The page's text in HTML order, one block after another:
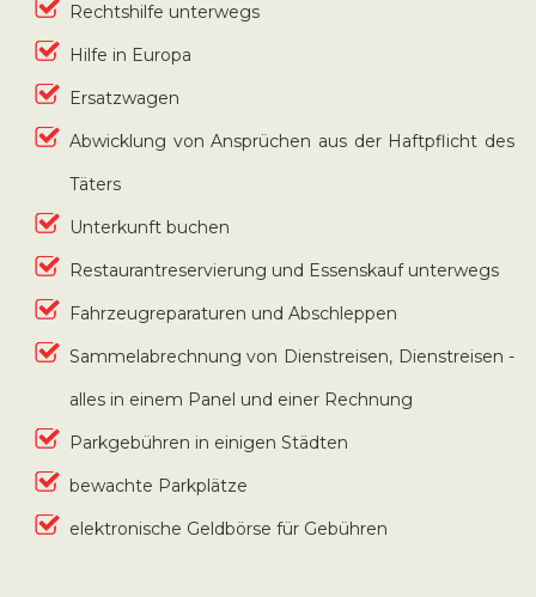
Rechtshilfe unterwegs
Hilfe in Europa
Ersatzwagen
Abwicklung von Ansprüchen aus der Haftpflicht des
Täters
Unterkunft buchen
Restaurantreservierung und Essenskauf unterwegs
Fahrzeugreparaturen und Abschleppen
Sammelabrechnung von Dienstreisen, Dienstreisen -
alles in einem Panel und einer Rechnung
Parkgebühren in einigen Städten
bewachte Parkplätze
elektronische Geldbörse für Gebühren